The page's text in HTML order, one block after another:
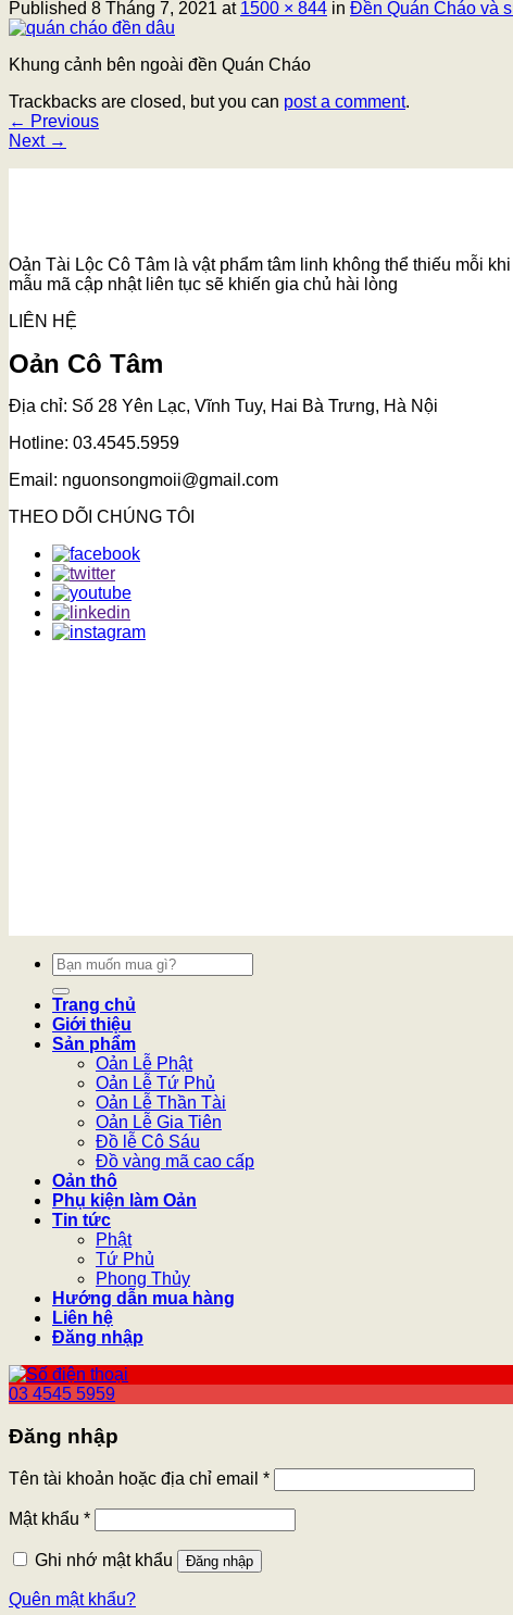
Published 8 Tháng 7, 2021 at 1500 × 844 in Đền Quán Cháo và
Khung cảnh bên ngoài đền Quán Cháo
Trackbacks are closed, but you can post a comment.
← Previous
Next →
Oản Tài Lộc Cô Tâm là vật phẩm tâm linh không thể thiếu mỗi
mẫu mã cập nhật liên tục sẽ khiến gia chủ hài lòng
LIÊN HỆ
Oản Cô Tâm
Địa chỉ: Số 28 Yên Lạc, Vĩnh Tuy, Hai Bà Trưng, Hà Nội
Hotline: 03.4545.5959
Email: nguonsongmoii@gmail.com
THEO DÕI CHÚNG TÔI
Tìm
kiếm:
Trang chủ
Giới thiệu
Sản phẩm
Oản Lễ Phật
Oản Lễ Tứ Phủ
Oản Lễ Thần Tài
Oản Lễ Gia Tiên
Đồ lễ Cô Sáu
Đồ vàng mã cao cấp
Oản thô
Phụ kiện làm Oản
Tin tức
Phật
Tứ Phủ
Phong Thủy
Hướng dẫn mua hàng
Liên hệ
Đăng nhập
03 4545 5959
Đăng nhập
Tên tài khoản hoặc địa chỉ email *
Mật khẩu *
Ghi nhớ mật khẩu Đăng nhập
Quên mật khẩu?